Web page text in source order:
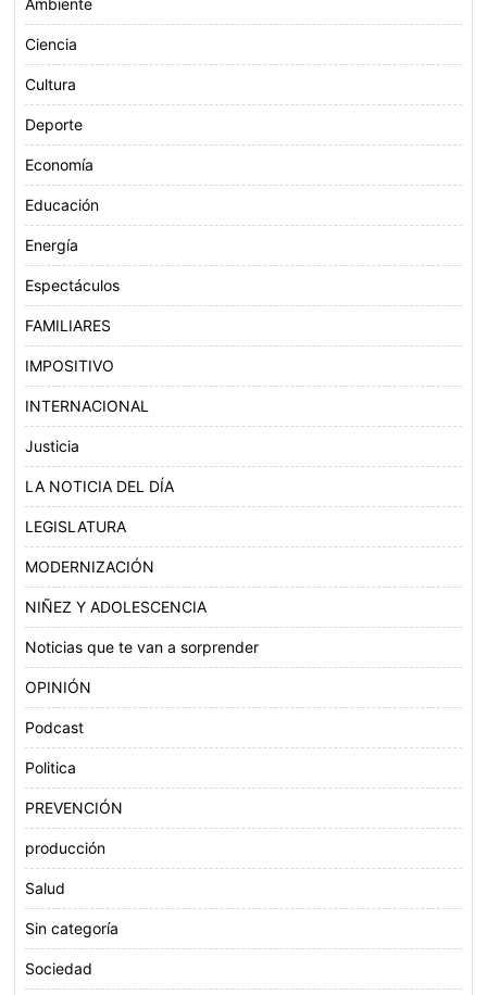
Ciencia
Cultura
Deporte
Economía
Educación
Energía
Espectáculos
FAMILIARES
IMPOSITIVO
INTERNACIONAL
Justicia
LA NOTICIA DEL DÍA
LEGISLATURA
MODERNIZACIÓN
NIÑEZ Y ADOLESCENCIA
Noticias que te van a sorprender
OPINIÓN
Podcast
Politica
PREVENCIÓN
producción
Salud
Sin categoría
Sociedad